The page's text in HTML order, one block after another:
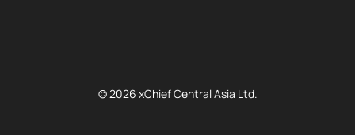
© 2026 xChief Central Asia Ltd.